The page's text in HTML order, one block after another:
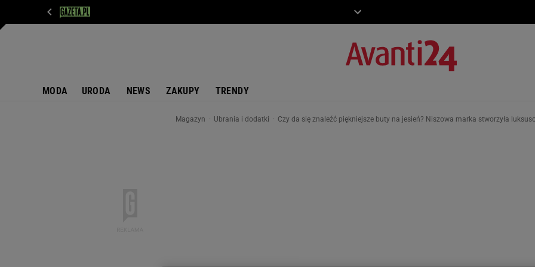
MODA URODA NEWS ZAKUPY TRENDY
Magazyn Ubrania i dodatki Czy da się znaleźć piękniejsze buty na jesień? Niszowa marka stworzyła